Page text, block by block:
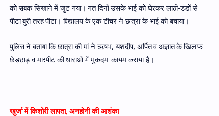
को सबक सिखाने में जुट गया। गत दिनों उसके भाई को घेरकर लाठी-डंडों से
पीटा बुरी तरह पीटा। विद्यालय के एक टीचर ने छात्रा के भाई को बचाया।
पुलिस ने बताया कि छात्रा की मां ने ऋषभ, यशदीप, अर्पित व अज्ञात के खिलाफ
छेड़छाड़ व मारपीट की धाराओं में मुकदमा कायम कराया है।
खुर्जा में किशोरी लापता, अनहोनी की आशंका